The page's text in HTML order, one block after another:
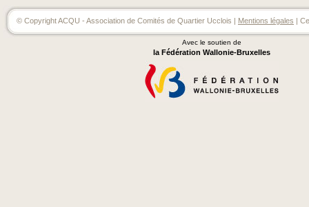
© Copyright ACQU - Association de Comités de Quartier Ucclois | Mentions légales |
Avec le soutien de
la Fédération Wallonie-Bruxelles